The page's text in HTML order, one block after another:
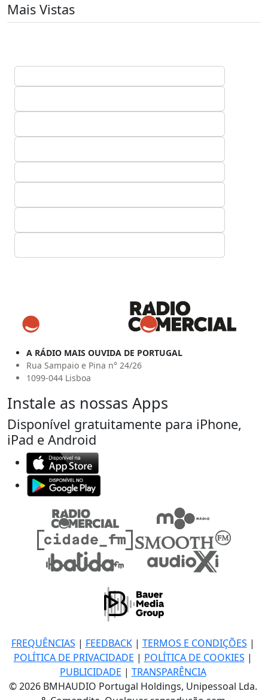
Mais Vistas
A RÁDIO MAIS OUVIDA DE PORTUGAL
Rua Sampaio e Pina n° 24/26
1099-044 Lisboa
Instale as nossas Apps
Disponível gratuitamente para iPhone,
iPad e Android
FREQUÊNCIAS | FEEDBACK| TERMOS E CONDIÇÕES |
POLÍTICA DE PRIVACIDADE | POLÍTICA DE COOKIES |
PUBLICIDADE | TRANSPARÊNCIA
© 2026 BMHAUDIO Portugal Holdings, Unipessoal Lda.